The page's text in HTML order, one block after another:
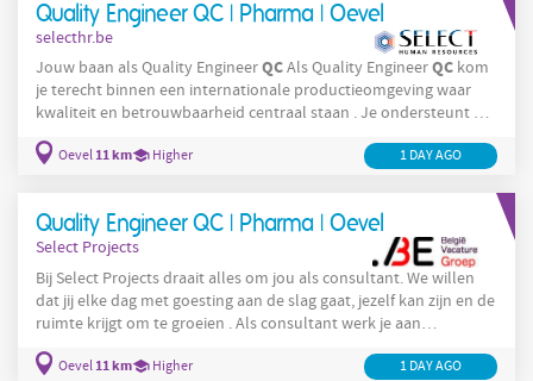
tot in de winkelrekken. Taakomschrijving:
Quality Engineer QC | Pharma | Oevel
selecthr.be
Jouw baan als Quality EngineerQCAls Quality EngineerQC kom
je terecht binnen een internationale productieomgeving waar
kwaliteit en betrouwbaarheid centraal staan . Je ondersteunt de
QC-afdeling bij het verbeteren van processen, systemen en
laboactiviteiten . Daarbij werk je nauw samen met verschillende
sterke focus op GMP-compliance . Door jouw
Oevel11 km Higher 1 DAY AGO
Quality Engineer QC | Pharma | Oevel
Select Projects
Bij Select Projects draait alles om jou als consultant. We willen
dat jij elke dag met goesting aan de slag gaat, jezelf kan zijn en de
ruimte krijgt om te groeien . Als consultant werk je aan
uitdagende projecten waar je jouw talent volop kan inzetten en
verder ontwikkelen. Je krijgt vertrouwen, autonomie en de kans
Oevel11 km Higher 1 DAY AGO